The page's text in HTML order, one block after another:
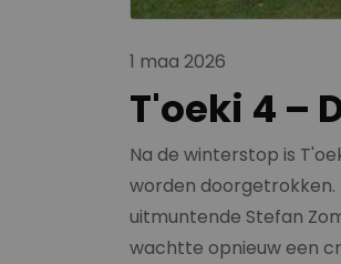
1 maa 2026
T'oeki 4 –
Na de winterstop is
worden
uitmuntende Stefan
wachtte opnieuw een